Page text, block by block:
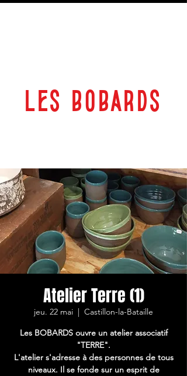
LES BOBARDS
Atelier Terre (1)
jeu. 22 mai
  |
Castillon-la-Bataille
Les BOBARDS ouvre un atelier associatif
"TERRE".
L'atelier s'adresse à des personnes de tous
niveaux. Il se fonde sur un esprit de